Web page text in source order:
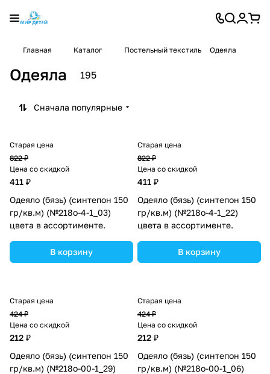
Главная Каталог Постельный текстиль Одеяла
Одеяла 195
Сначала популярные
Старая цена
822 ₽
Цена со скидкой
411 ₽
Одеяло (бязь) (синтепон 150
гр/кв.м) (№218о-4-1_03)
цвета в ассортименте.
В корзину
Старая цена
822 ₽
Цена со скидкой
411 ₽
Одеяло (бязь) (синтепон 150
гр/кв.м) (№218о-4-1_22)
цвета в ассортименте.
В корзину
Старая цена
424 ₽
Цена со скидкой
212 ₽
Одеяло (бязь) (синтепон 150
гр/кв.м) (№218о-00-1_29)
Старая цена
424 ₽
Цена со скидкой
212 ₽
Одеяло (бязь) (синтепон 150
гр/кв.м) (№218о-00-1_06)